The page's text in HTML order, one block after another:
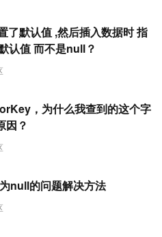
默认值 ,然后插入数据时 指
认值 而不是null？
，为什么我查到的这个字
因？
null的问题解决方法